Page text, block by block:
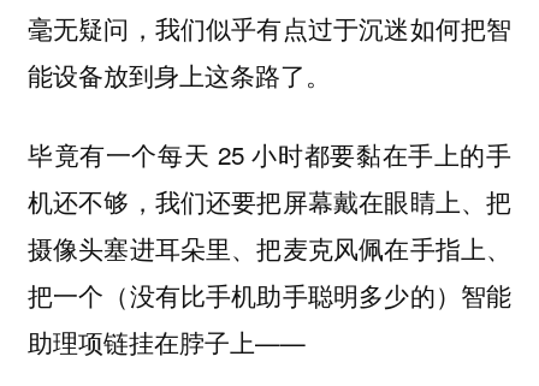
毫无疑问，我们似乎有点过于沉迷如何把智
能设备放到身上这条路了。
毕竟有一个每天 25 小时都要黏在手上的手
机还不够，我们还要把屏幕戴在眼睛上、把
摄像头塞进耳朵里、把麦克风佩在手指上、
把一个（没有比手机助手聪明多少的）智能
助理项链挂在脖子上——